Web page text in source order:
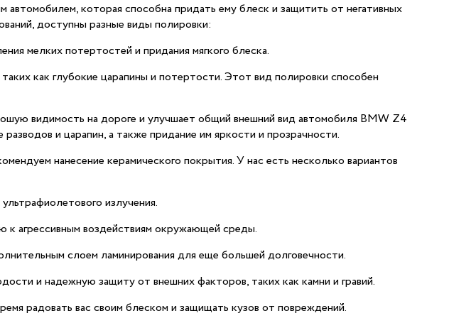
автомобилем, которая способна придать ему блеск и защитить от негативных
доступны разные виды полировки:
мелких потертостей и придания мягкого блеска.
как глубокие царапины и потертости. Этот вид полировки способен
видимость на дороге и улучшает общий внешний вид автомобиля BMW Z4
и царапин, а также придание им яркости и прозрачности.
нанесение керамического покрытия. У нас есть несколько вариантов
излучения.
агрессивным воздействиям окружающей среды.
слоем ламинирования для еще большей долговечности.
и надежную защиту от внешних факторов, таких как камни и гравий.
радовать вас своим блеском и защищать кузов от повреждений.